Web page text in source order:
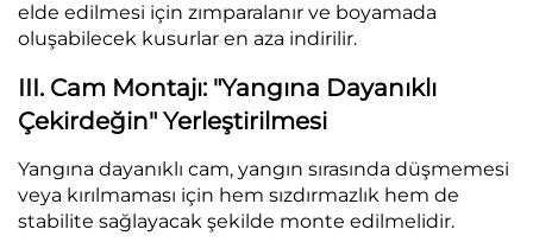
elde edilmesi için zımparalanır ve boyamada
oluşabilecek kusurlar en aza indirilir.
III. Cam Montajı: "Yangına Dayanıklı
Çekirdeğin" Yerleştirilmesi
Yangına dayanıklı cam, yangın sırasında düşmemesi
veya kırılmaması için hem sızdırmazlık hem de
stabilite sağlayacak şekilde monte edilmelidir.